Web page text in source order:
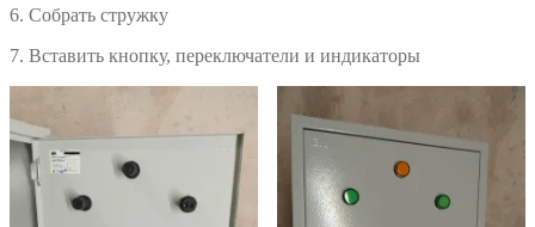
6. Собрать стружку
7. Вставить кнопку, переключатели и индикаторы